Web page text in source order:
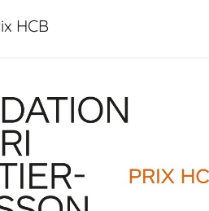
HCB